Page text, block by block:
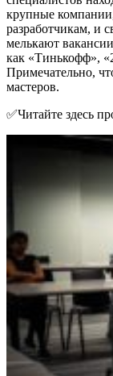
крупные компании,
разработчикам, и
мелькают
как «Тинькофф»,
Примечательно,
мастеров.
✅Читайте здесь